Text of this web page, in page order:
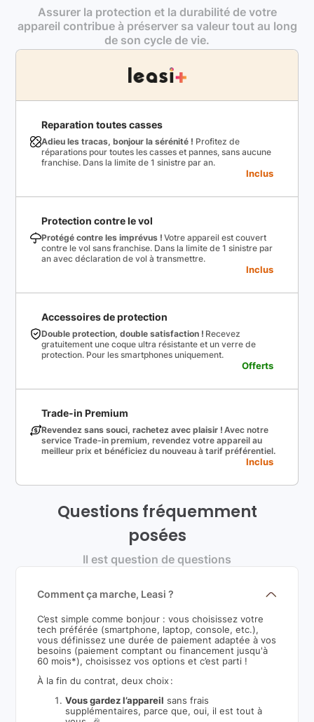
Assurer la protection et la durabilité de votre
appareil contribue à préserver sa valeur tout au long
de son cycle de vie.
Reparation toutes casses
Adieu les tracas, bonjour la sérénité ! Profitez de
réparations pour toutes les casses et pannes, sans aucune
franchise. Dans la limite de 1 sinistre par an.
Inclus
Protection contre le vol
Protégé contre les imprévus ! Votre appareil est couvert
contre le vol sans franchise. Dans la limite de 1 sinistre par
an avec déclaration de vol à transmettre.
Inclus
Accessoires de protection
Double protection, double satisfaction ! Recevez
gratuitement une coque ultra résistante et un verre de
protection. Pour les smartphones uniquement.
Offerts
Trade-in Premium
Revendez sans souci, rachetez avec plaisir ! Avec notre
service Trade-in premium, revendez votre appareil au
meilleur prix et bénéficiez du nouveau à tarif préférentiel.
Inclus
Questions fréquemment
posées
Il est question de questions
Comment ça marche, Leasi ?
C’est simple comme bonjour : vous choisissez votre
tech préférée (smartphone, laptop, console, etc.),
vous définissez une durée de paiement adaptée à vos
besoins (paiement comptant ou financement jusqu'à
60 mois*), choisissez vos options et c’est parti !
À la fin du contrat, deux choix :
Vous gardez l’appareil sans frais
supplémentaires, parce que, oui, il est tout à